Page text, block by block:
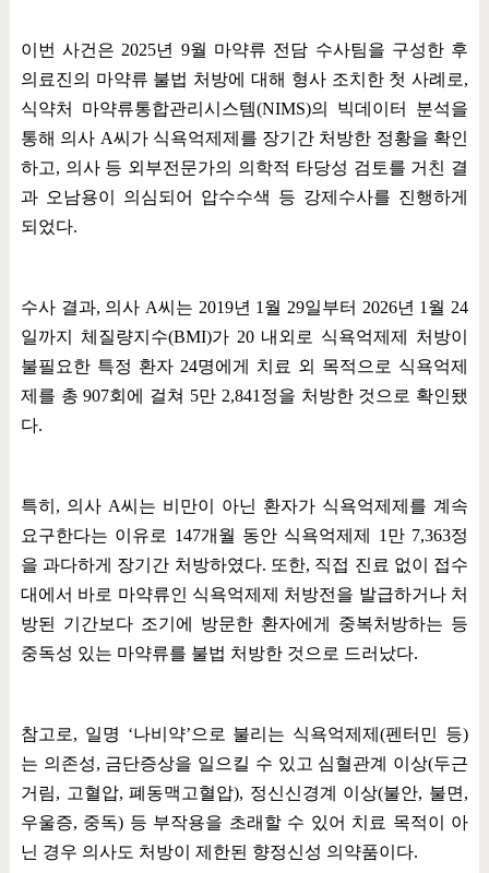
이번 사건은 2025년 9월 마약류 전담 수사팀을 구성한 후
의료진의 마약류 불법 처방에 대해 형사 조치한 첫 사례로,
식약처 마약류통합관리시스템(NIMS)의 빅데이터 분석을
통해 의사 A씨가 식욕억제제를 장기간 처방한 정황을 확인
하고, 의사 등 외부전문가의 의학적 타당성 검토를 거친 결
과 오남용이 의심되어 압수수색 등 강제수사를 진행하게
되었다.
수사 결과, 의사 A씨는 2019년 1 월 29일부터 2026년 1 월 24
일까지 체질량지수(BMI)가 20 내외로 식욕억제제 처방이
불필요한 특정 환자 24명에게 치료 외 목적으로 식욕억제
제를 총907회에 걸쳐 5만 2,841 정을 처방한 것으로 확인됐
다.
특히 , 의사 A씨는 비만이 아닌 환자가 식욕억제제를 계속
요구한다는 이유로 147개월 동안 식욕억제제 1 만 7,363정
을 과다하게 장기간 처방하였다. 또한, 직접 진료 없이 접수
대에서 바로 마약류인 식욕억제제 처방전을 발급하거나 처
방된 기간보다 조기에 방문한 환자에게 중복처방하는 등
중독성 있는 마약류를 불법 처방한 것으로 드러났다.
참고로, 일명 ‘나비약’으로 불리는 식욕억제제(펜터민 등)
는 의존성, 금단증상을 일으킬 수 있고 심혈관계 이상(두근
거림, 고혈압,폐동맥고혈압), 정신신경계 이상(불안, 불면 ,
우울증, 중독) 등 부작용을 초래할 수 있어 치료 목적이 아
닌 경우 의사도 처방이 제한된 향정신성 의약품이다.